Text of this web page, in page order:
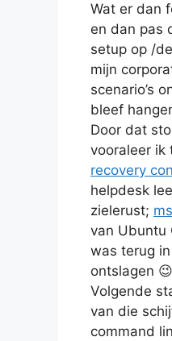
Wat er dan
en dan pas
setup op /
mijn
scenario’s
bleef
Door dat
vooraleer ik
recovery
helpdesk
zielerust;
van Ubuntu
was terug
ontslagen 😉
Volgende
van die
command